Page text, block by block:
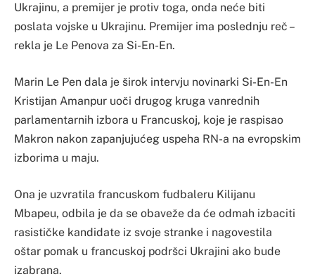
Ukrajinu, a premijer je protiv toga, onda neće biti
poslata vojske u Ukrajinu. Premijer ima poslednju reč –
rekla je Le Penova za Si-En-En.
Marin Le Pen dala je širok intervju novinarki Si-En-En
Kristijan Amanpur uoči drugog kruga vanrednih
parlamentarnih izbora u Francuskoj, koje je raspisao
Makron nakon zapanjujućeg uspeha RN-a na evropskim
izborima u maju.
Ona je uzvratila francuskom fudbaleru Kilijanu
Mbapeu, odbila je da se obaveže da će odmah izbaciti
rasističke kandidate iz svoje stranke i nagovestila
oštar pomak u francuskoj podršci Ukrajini ako bude
izabrana.